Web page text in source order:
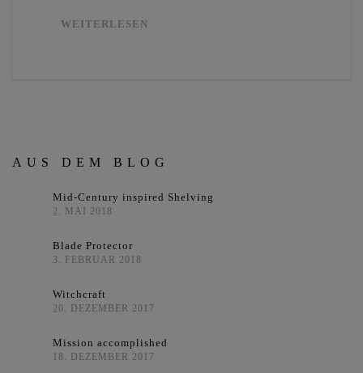
WEITERLESEN
AUS DEM BLOG
Mid-Century inspired Shelving
2. MAI 2018
Blade Protector
3. FEBRUAR 2018
Witchcraft
20. DEZEMBER 2017
Mission accomplished
18. DEZEMBER 2017